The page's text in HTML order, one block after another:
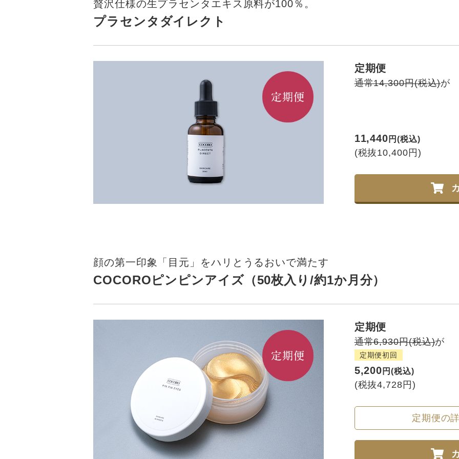
贅沢仕様の生プラセンタエキス原料が100％。
プラセンタダイレクト
定期便
通常14,300円(税込)が
11,440 円(税込)
(税抜10,400円)
顔の第一印象「目元」をハリとうるおいで満たす
COCOROピンピンアイズ（50枚入り/約1か月分）
定期便
通常6,930円(税込)が
定期便初回
5,200 円(税込)
(税抜4,728円)
定期便の